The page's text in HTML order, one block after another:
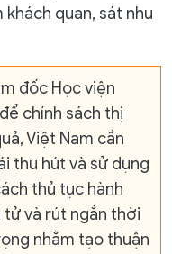
quan, sát nhu
đốc Học viện
chính sách thị
Việt Nam cần
thu hút và sử dụng
thủ tục hành
và rút ngắn thời
nhằm tạo thuận